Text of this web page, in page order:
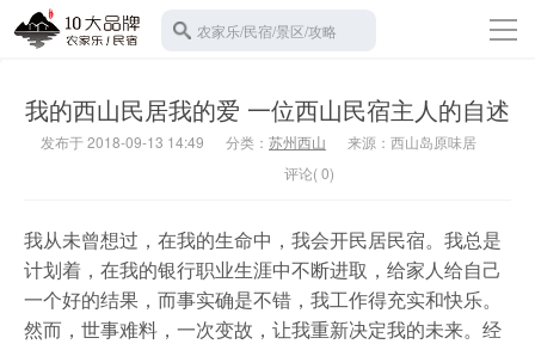
农家乐/民宿/景区/攻略
导
10大农家乐
宾馆酒店
旅游攻略
景区门票
我的西山民居我的爱 一位西山民宿主人的自述
发布于 2018-09-13 14:49 分类： 苏州西山
来源：西山岛原味居
评论( 0)
我从未曾想过，在我的生命中，我会开民居民宿。我总是
计划着，在我的银行职业生涯中不断进取，给家人给自己
一个好的结果，而事实确是不错，我工作得充实和快乐。
然而，世事难料，一次变故，让我重新决定我的未来。经